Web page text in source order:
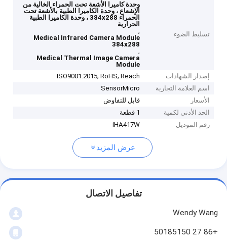
تسليط الضوء
وحدة كاميرا الأشعة تحت الحمراء الخالية من
الإشعاع ، وحدة الكاميرا الطبية بالأشعة تحت
الحمراء 384x288 ، وحدة الكاميرا الطبية
الحرارية
,
Medical Infrared Camera Module
384x288
,
Medical Thermal Image Camera
Module
إصدار الشهادات
ISO9001:2015; RoHS; Reach
اسم العلامة التجارية
SensorMicro
الأسعار
قابل للتفاوض
الحد الأدنى لكمية
1 قطعة
رقم الموديل
iHA417W
عرض المزيد
تفاصيل الاتصال
Wendy Wang
+86 27 50185150